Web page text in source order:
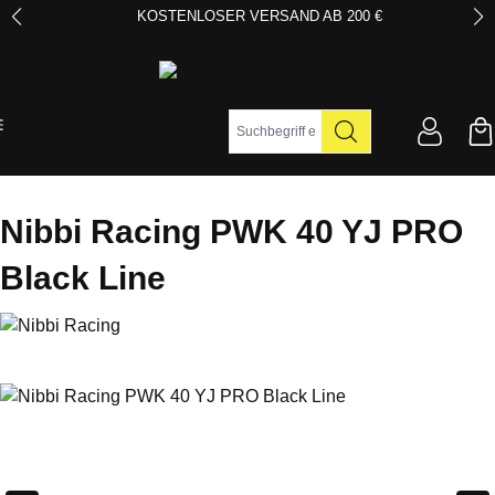
Zum Hauptinhalt springenKOSTENLOSER VERSAND AB 200 €
Nibbi Racing PWK 40 YJ PRO
Black Line
Bildergalerie überspringen